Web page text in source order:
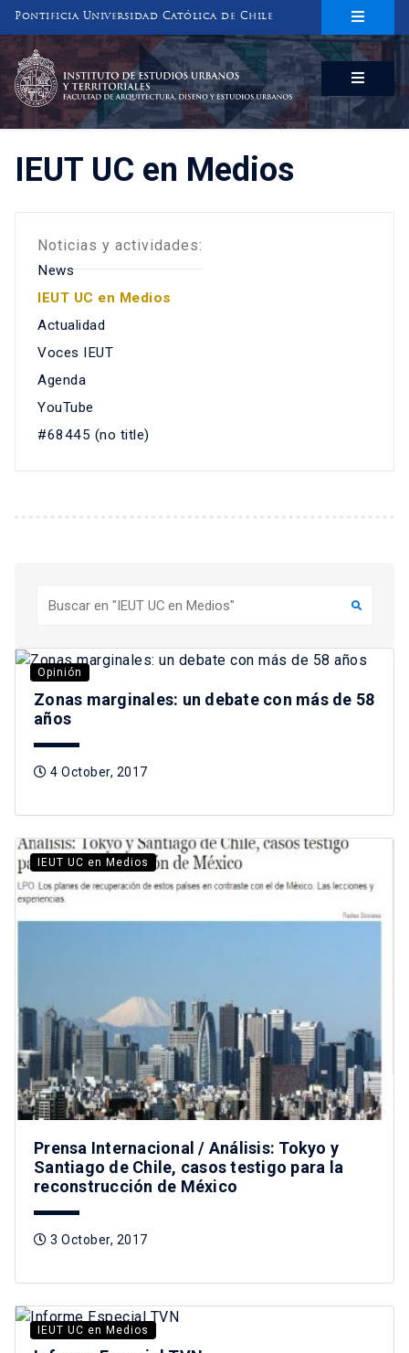
Pontificia Universidad Católica de Chile
INSTITUTO DE ESTUDIOS URBANOS
Y TERRITORIALES
FACULTAD DE ARQUITECTURA, DISEÑO Y ESTUDIOS URBANOS
IEUT UC en Medios
Noticias y actividades:
News
IEUT UC en Medios
Actualidad
Voces IEUT
Agenda
YouTube
#68445 (no title)
Opinión
Zonas marginales: un debate con más de 58
años
4 October, 2017
IEUT UC en Medios
Prensa Internacional / Análisis: Tokyo y
Santiago de Chile, casos testigo para la
reconstrucción de México
3 October, 2017
IEUT UC en Medios